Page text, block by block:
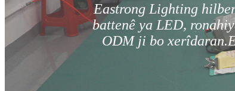
Eastrong Lighting
battenê ya LED,
ODM ji bo